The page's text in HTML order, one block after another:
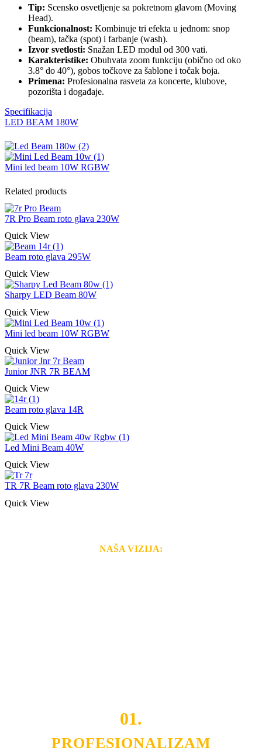
Tip: Scensko osvetljenje sa pokretnom glavom (Moving
Head).
Funkcionalnost: Kombinuje tri efekta u jednom: snop
(beam), tačka (spot) i farbanje (wash).
Izvor svetlosti: Snažan LED modul od 300 vati.
Karakteristike: Obuhvata zoom funkciju (obično od oko
3.8° do 40°), gobos točkove za šablone i točak boja.
Primena: Profesionalna rasveta za koncerte, klubove,
pozorišta i događaje.
Specifikacija
LED BEAM 180W
Mini led beam 10W RGBW
Related products
7R Pro Beam roto glava 230W
Quick View
Beam roto glava 295W
Quick View
Sharpy LED Beam 80W
Quick View
Mini led beam 10W RGBW
Quick View
Junior JNR 7R BEAM
Quick View
Beam roto glava 14R
Quick View
Led Mini Beam 40W
Quick View
TR 7R Beam roto glava 230W
Quick View
NAŠA VIZIJA:
01.
PROFESIONALIZAM